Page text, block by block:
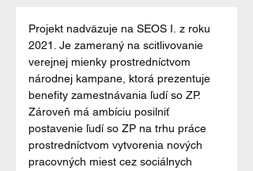
Projekt nadväzuje na SEOS I. z roku
2021. Je zameraný na scitlivovanie
verejnej mienky prostredníctvom
národnej kampane, ktorá prezentuje
benefity zamestnávania ľudí so ZP.
Zároveň má ambíciu posilniť
postavenie ľudí so ZP na trhu práce
prostredníctvom vytvorenia nových
pracovných miest cez sociálnych